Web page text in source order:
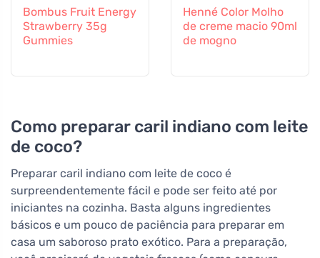
Bombus Fruit Energy
Strawberry 35g
Gummies
Henné Color Molho
de creme macio 90ml
de mogno
Como preparar caril indiano com leite
de coco?
Preparar caril indiano com leite de coco é
surpreendentemente fácil e pode ser feito até por
iniciantes na cozinha. Basta alguns ingredientes
básicos e um pouco de paciência para preparar em
casa um saboroso prato exótico. Para a preparação,